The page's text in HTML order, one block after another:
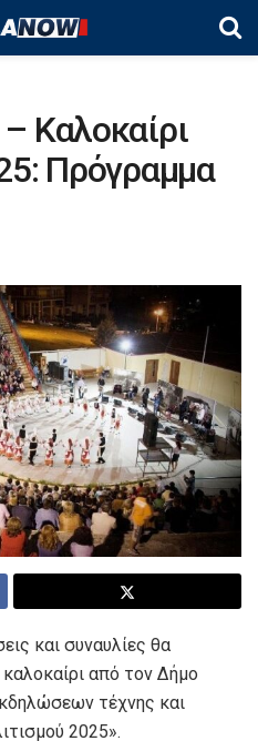
Καλοκαίρι
Πρόγραμμα
και συναυλίες θα
από τον Δήμο
τέχνης και
2025».